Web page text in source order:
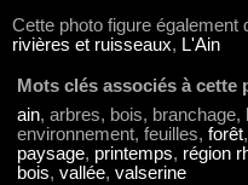
Cette photo figure également
rivières et ruisseaux, L'Ain
Mots clés associés à cette
ain, arbres, bois, branchage,
environnement, feuilles, forêt,
paysage, printemps, région
bois, vallée, valserine